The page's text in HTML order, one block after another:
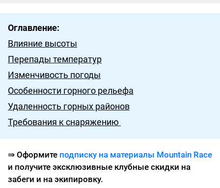
Оглавление:
Влияние высоты
Перепады температур
Изменчивость погоды
Особенности горного рельефа
Удаленность горных районов
Требования к снаряжению
⇛ Оформите подписку на материалы Mountain Race
и получите эксклюзивные клубные скидки на
забеги и на экипировку.